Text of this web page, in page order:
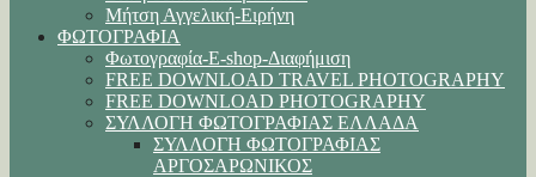
Μήτση Αγγελική-Ειρήνη
ΦΩΤΟΓΡΑΦΙΑ
Φωτογραφία-E-shop-Διαφήμιση
FREE DOWNLOAD TRAVEL PHOTOGRAPHY
FREE DOWNLOAD PHOTOGRAPHY
ΣΥΛΛΟΓΗ ΦΩΤΟΓΡΑΦΙΑΣ ΕΛΛΑΔΑ
ΣΥΛΛΟΓΗ ΦΩΤΟΓΡΑΦΙΑΣ
ΑΡΓΟΣΑΡΩΝΙΚΟΣ